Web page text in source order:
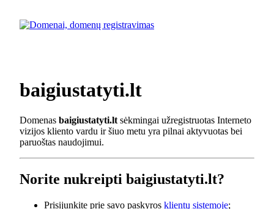
baigiustatyti.lt
Domenas baigiustatyti.lt sėkmingai užregistruotas Interneto
vizijos kliento vardu ir šiuo metu yra pilnai aktyvuotas bei
paruoštas naudojimui.
Norite nukreipti baigiustatyti.lt?
Prisijunkite prie savo paskyros klientų sistemoje;